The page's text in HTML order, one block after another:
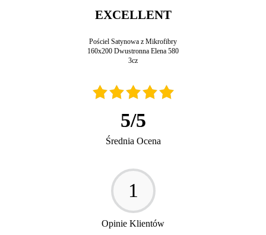
EXCELLENT
Pościel Satynowa z Mikrofibry
160x200 Dwustronna Elena 580
3cz
5/5
Średnia Ocena
1
Opinie Klientów